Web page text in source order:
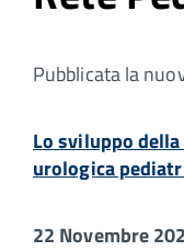
Pubblicata la
Lo sviluppo
urologica
22 Novembre